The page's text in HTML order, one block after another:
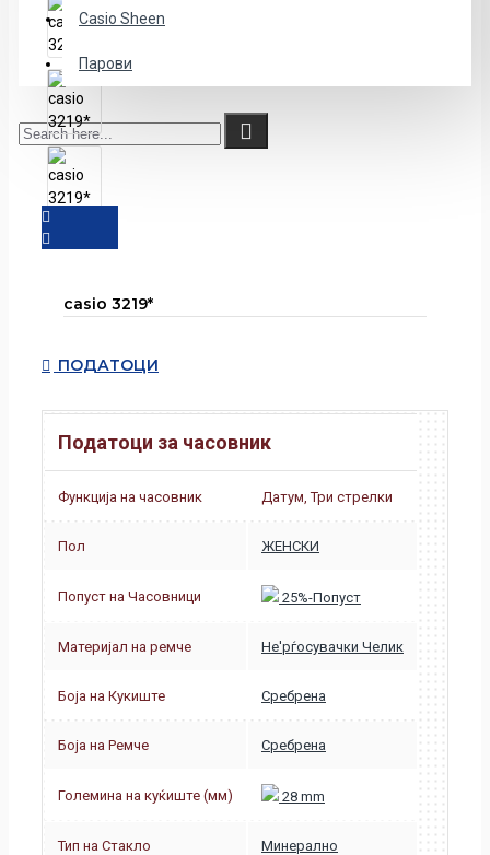
Casio Sheen
Парови
casio 3219*
ПОДАТОЦИ
Податоци за часовник
Функција на часовник Датум, Три стрелки
Пол ЖЕНСКИ
Попуст на Часовници 25%-Попуст
Материјал на ремче Не'рѓосувачки Челик
Боја на Кукиште Сребрена
Боја на Ремче Сребрена
Големина на куќиште (мм) 28 mm
Тип на Стакло Минерално